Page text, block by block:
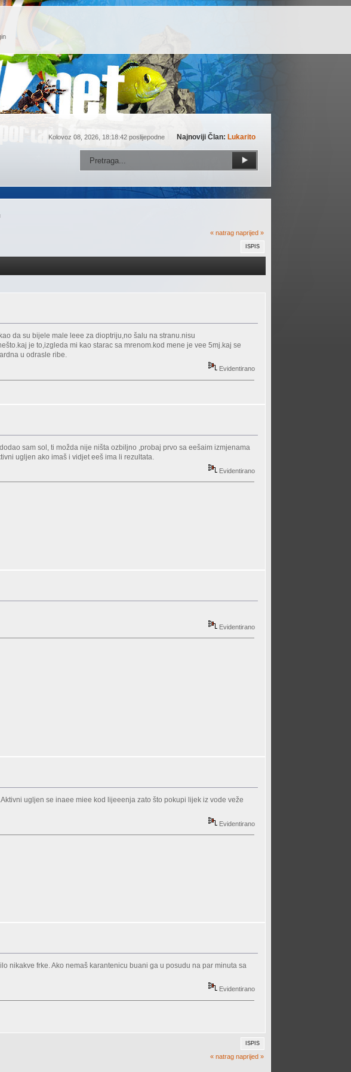
Kolovoz 08, 2026, 18:18:42 poslijepodne Najnoviji Član: Lukarito
« natrag naprijed »
ISPIS
da su bijele male leee za dioptriju,no šalu na stranu.nisu
je to,izgleda mi kao starac sa mrenom.kod mene je vee 5mj.kaj se
u odrasle ribe.
Evidentirano
sam sol, ti možda nije ništa ozbiljno ,probaj prvo sa eešaim izmjenama
ugljen ako imaš i vidjet eeš ima li rezultata.
Evidentirano
Evidentirano
ugljen se inaee miee kod lijeeenja zato što pokupi lijek iz vode veže
Evidentirano
nikakve frke. Ako nemaš karantenicu buani ga u posudu na par minuta sa
Evidentirano
ISPIS
« natrag naprijed »